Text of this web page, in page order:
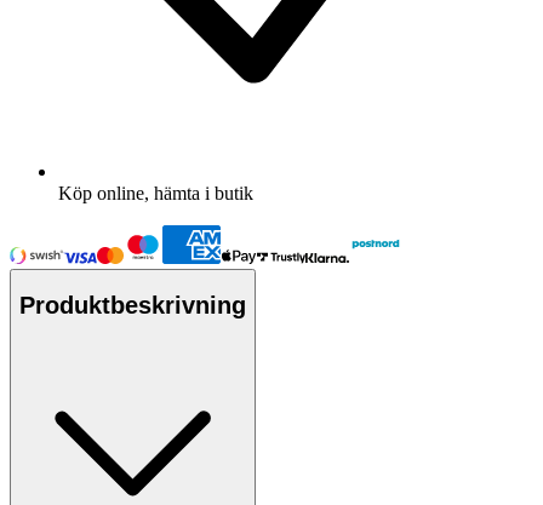
Köp online, hämta i butik
Produktbeskrivning